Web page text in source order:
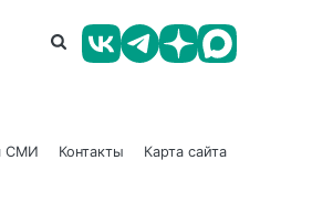
СМИ Контакты Карта сайта